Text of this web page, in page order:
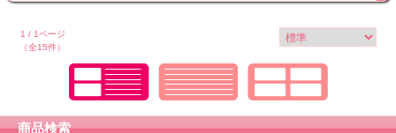
1 / 1ページ
（全15件）
商品検索